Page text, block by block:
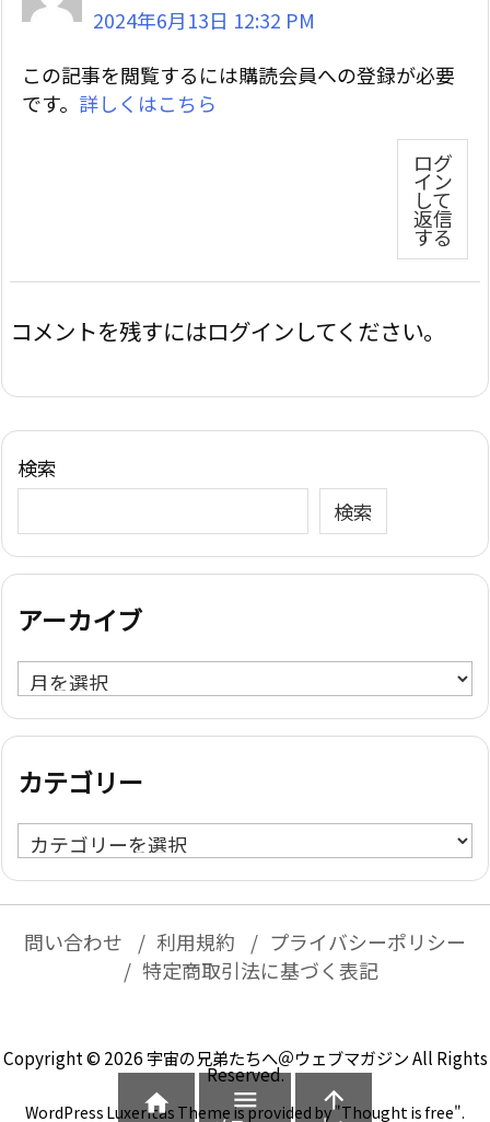
2024年6月13日 12:32 PM
この記事を閲覧するには購読会員への登録が必要
です。 詳しくはこちら
ログ
イン
して
返信
する
コメントを残すにはログインしてください。
検索
検索
アーカイブ
ア
ー
カ
ブ
カテゴリー
カ
テ
ー
問い合わせ 利用規約
プライバシーポリシー
特定商取引法に基づく表記
Copyright © 2026 宇宙の兄弟たちへ＠ウェブマガジンAll Rights
Reserved.
WordPress Luxeritas Theme is provided by "Thought is free".
  